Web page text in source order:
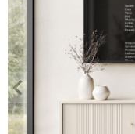
Zurück
keyboard_arrow_left